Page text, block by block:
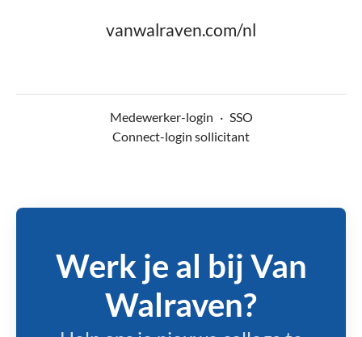
vanwalraven.com/nl
Medewerker-login · SSO
Connect-login sollicitant
Werk je al bij Van
Walraven?